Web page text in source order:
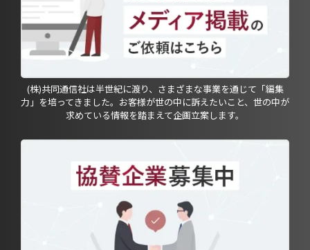
(株)共同通信社は半世紀に渡り、さまざまな事業を通じて「編集
力」を培ってきました。お客様が世の中に訴えたいこと、世の中が
求めている情報を踏まえて企画立案します。